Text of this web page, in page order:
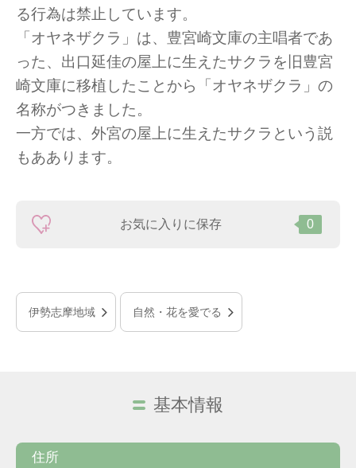
る行為は禁止しています。
「オヤネザクラ」は、豊宮崎文庫の主唱者であ
った、出口延佳の屋上に生えたサクラを旧豊宮
崎文庫に移植したことから「オヤネザクラ」の
名称がつきました。
一方では、外宮の屋上に生えたサクラという説
もああります。
お気に入りに保存 0
伊勢志摩地域 自然・花を愛でる
基本情報
住所